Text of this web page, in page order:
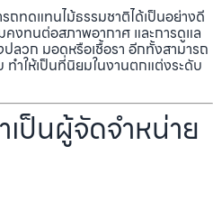
ถทดแทนไม้ธรรมชาติได้เป็นอย่างดี
คงทนต่อสภาพอากาศ และการดูแล
ลวก มอดหรือเชื้อรา อีกทั้งสามารถ
ำให้เป็นที่นิยมในงานตกแต่งระดับ
เป็นผู้จัดจำหน่าย